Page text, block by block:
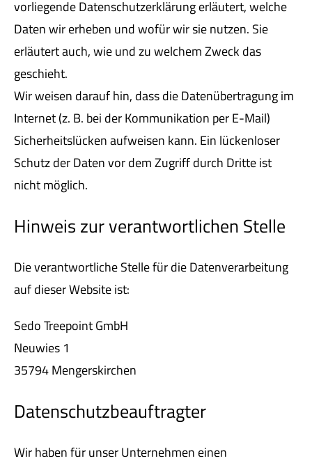
vorliegende Datenschutzerklärung erläutert, welche
Daten wir erheben und wofür wir sie nutzen. Sie
erläutert auch, wie und zu welchem Zweck das
geschieht.
Wir weisen darauf hin, dass die Datenübertragung im
Internet (z. B. bei der Kommunikation per E-Mail)
Sicherheitslücken aufweisen kann. Ein lückenloser
Schutz der Daten vor dem Zugriff durch Dritte ist
nicht möglich.
Hinweis zur verantwortlichen Stelle
Die verantwortliche Stelle für die Datenverarbeitung
auf dieser Website ist:
Sedo Treepoint GmbH
Neuwies 1
35794 Mengerskirchen
Datenschutzbeauftragter
Wir haben für unser Unternehmen einen